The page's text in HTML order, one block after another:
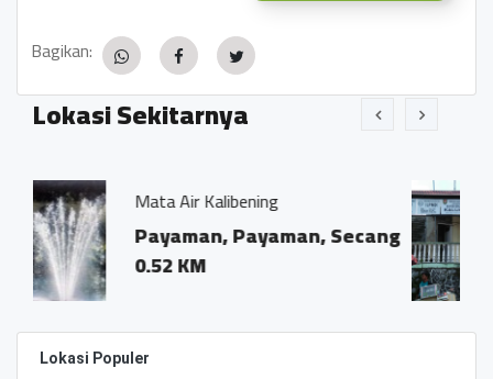
Bagikan:
Lokasi Sekitarnya
Payaman, Secang
Pemerintah
Dsn. Salakan
0.02 KM
Lokasi Populer